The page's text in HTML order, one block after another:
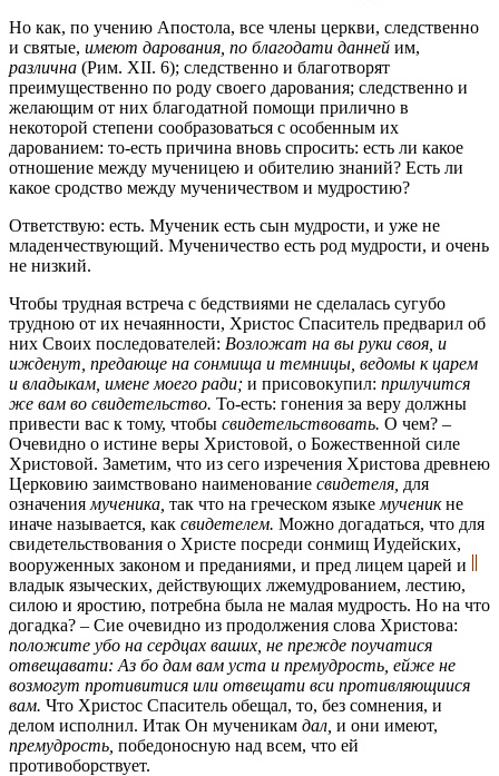
Но как, по учению Апостола, все члены церкви, следственно
и святые, имеют дарования, по благодати данней им,
различна (Рим. XII. 6); следственно и благотворят
преимущественно по роду своего дарования; следственно и
желающим от них благодатной помощи прилично в
некоторой степени сообразоваться с особенным их
дарованием: то-есть причина вновь спросить: есть ли какое
отношение между мученицею и обителию знаний? Есть ли
какое сродство между мученичеством и мудростию?
Ответствую: есть. Мученик есть сын мудрости, и уже не
младенчествующий. Мученичество есть род мудрости, и очень
не низкий.
Чтобы трудная встреча с бедствиями не сделалась сугубо
трудною от их нечаянности, Христос Спаситель предварил об
них Своих последователей: Возложат на вы руки своя, и
ижденут, предающе на сонмища и темницы, ведомы к царем
и владыкам, имене моего ради; и присовокупил: прилучится
же вам во свидетельство. То-есть: гонения за веру должны
привести вас к тому, чтобы свидетельствовать. О чем? –
Очевидно о истине веры Христовой, о Божественной силе
Христовой. Заметим, что из сего изречения Христова древнею
Церковию заимствовано наименование свидетеля, для
означения мученика, так что на греческом языке мученикне
иначе называется, как свидетелем. Можно догадаться, что для
свидетельствования о Христе посреди сонмищ Иудейских,
вооруженных законом и преданиями, и пред лицем царей и
владык языческих, действующих лжемудрованием, лестию,
силою и яростию, потребна была не малая мудрость. Но на что
догадка? – Сие очевидно из продолжения слова Христова:
положите убо на сердцах ваших, не прежде поучатися
отвещавати: Аз бо дам вам уста и премудрость, ейже не
возмогут противитися или отвещати вси противляющиися
вам. Что Христос Спаситель обещал, то, без сомнения, и
делом исполнил. Итак Он мученикам дал, и они имеют,
премудрость, победоносную над всем, что ей
противоборствует.